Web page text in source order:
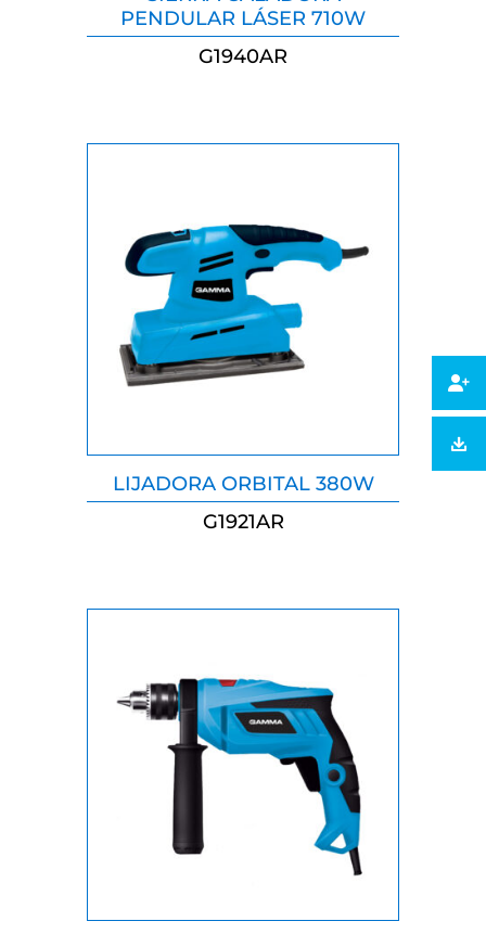
SIERRA CALADORA
PENDULAR LÁSER 710W
G1940AR
LIJADORA ORBITAL 380W
G1921AR